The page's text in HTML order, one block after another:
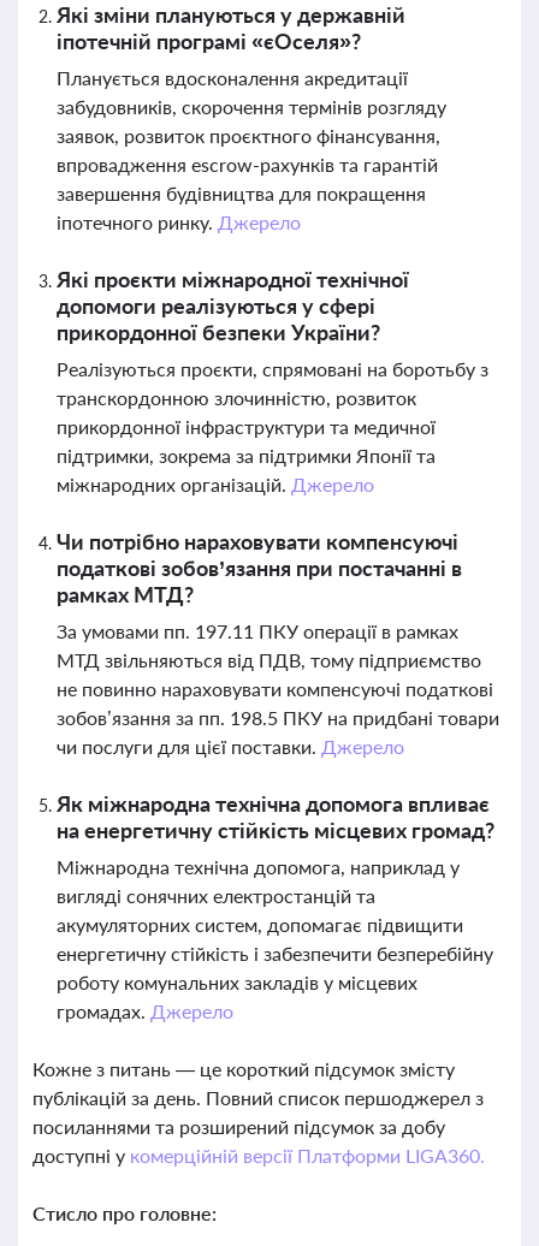
Які зміни плануються у державній
іпотечній програмі «єОселя»?
Планується вдосконалення акредитації
забудовників, скорочення термінів розгляду
заявок, розвиток проєктного фінансування,
впровадження escrow-рахунків та гарантій
завершення будівництва для покращення
іпотечного ринку. Джерело
Які проєкти міжнародної технічної
допомоги реалізуються у сфері
прикордонної безпеки України?
Реалізуються проєкти, спрямовані на боротьбу з
транскордонною злочинністю, розвиток
прикордонної інфраструктури та медичної
підтримки, зокрема за підтримки Японії та
міжнародних організацій. Джерело
Чи потрібно нараховувати компенсуючі
податкові зобов’язання при постачанні в
рамках МТД?
За умовами пп. 197.11 ПКУ операції в рамках
МТД звільняються від ПДВ, тому підприємство
не повинно нараховувати компенсуючі податкові
зобов’язання за пп. 198.5 ПКУ на придбані товари
чи послуги для цієї поставки. Джерело
Як міжнародна технічна допомога впливає
на енергетичну стійкість місцевих громад?
Міжнародна технічна допомога, наприклад у
вигляді сонячних електростанцій та
акумуляторних систем, допомагає підвищити
енергетичну стійкість і забезпечити безперебійну
роботу комунальних закладів у місцевих
громадах. Джерело
Кожне з питань — це короткий підсумок змісту
публікацій за день. Повний список першоджерел з
посиланнями та розширений підсумок за добу
доступні у комерційній версії Платформи LIGA360.
Стисло про головне: